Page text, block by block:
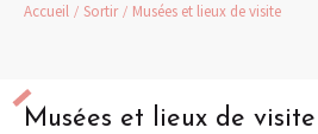
Accueil Sortir Musées et lieux de visite
Musées et lieux de visite